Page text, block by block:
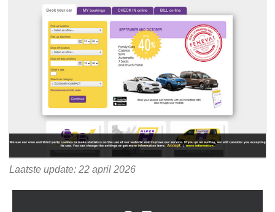
Laatste update: 22 april 2026